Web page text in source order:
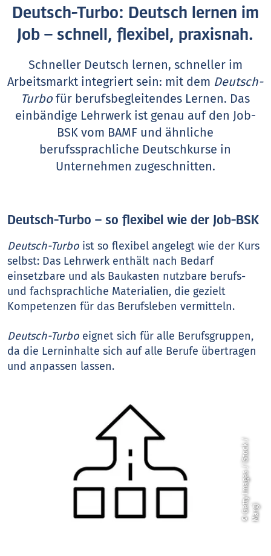
Deutsch-Turbo: Deutsch lernen im
Job – schnell, flexibel, praxisnah.
Schneller Deutsch lernen, schneller im
Arbeitsmarkt integriert sein: mit dem Deutsch-
Turbofür berufsbegleitendes Lernen. Das
einbändige Lehrwerk ist genau auf den Job-
BSK vom BAMF und ähnliche
berufssprachliche Deutschkurse in
Unternehmen zugeschnitten.
Deutsch-Turbo – so flexibel wie der Job-BSK
Deutsch-Turbo ist so flexibel angelegt wie der Kurs
selbst: Das Lehrwerk enthält nach Bedarf
einsetzbare und als Baukasten nutzbare berufs-
und fachsprachliche Materialien, die gezielt
Kompetenzen für das Berufsleben vermitteln.
Deutsch-Turbo eignet sich für alle Berufsgruppen,
da die Lerninhalte sich auf alle Berufe übertragen
und anpassen lassen.
©
Ge
t
t
y
I
m
a
g
e
s
/
i
S
t
o
c
k
/
M
a
r
gi